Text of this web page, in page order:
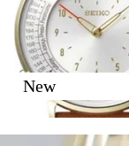
New